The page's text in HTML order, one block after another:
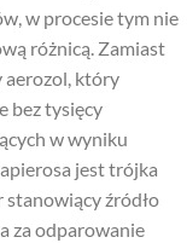
w procesie tym nie
różnicą. Zamiast
aerozol, który
bez tysięcy
w wyniku
jest trójka
źródło
za odparowanie